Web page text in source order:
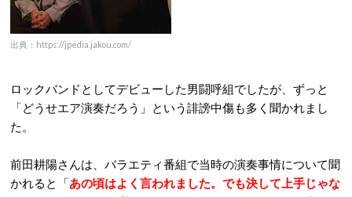
出典：https://jpedia.jakou.com/
ロックバンドとしてデビューした男闘呼組でしたが、ずっと
「どうせエア演奏だろう」という誹謗中傷も多く聞かれまし
た。
前田耕陽さんは、バラエティ番組で当時の演奏事情について聞
かれると「あの頃はよく言われました。でも決して上手じゃな